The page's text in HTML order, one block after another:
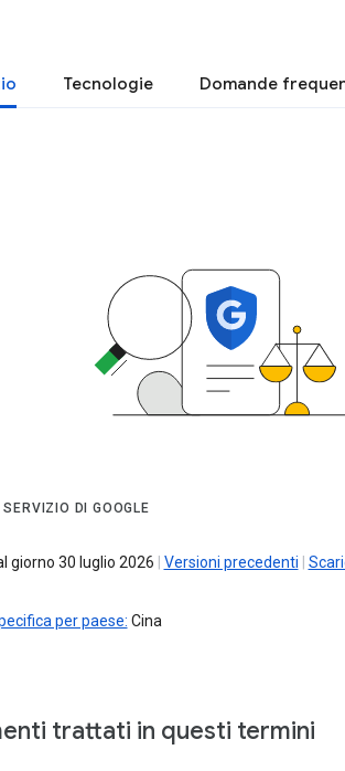
Tecnologie Domande
DI GOOGLE
giorno 30 luglio 2026 Versioni precedenti
per paese: Cina
trattati in questi termini